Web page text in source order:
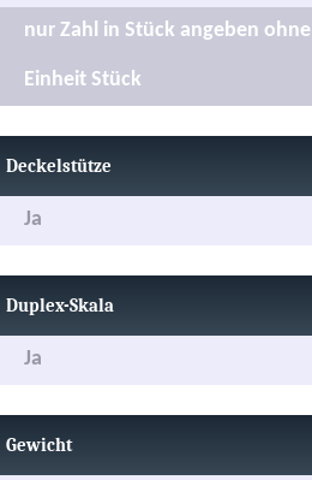
nur Zahl in Stück angeben ohne
Einheit Stück
Deckelstütze
Ja
Duplex-Skala
Ja
Gewicht